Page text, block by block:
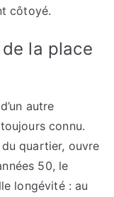
côtoyé.
la place
autre
connu.
quartier, ouvre
50, le
longévité : au